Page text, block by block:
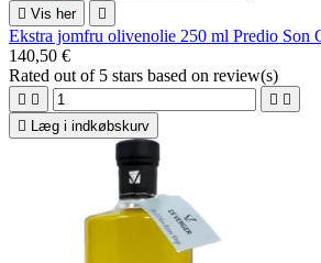
 Vis her 
Ekstra jomfru olivenolie 250 ml Predio Son
140,50 €
Rated out of 5 stars based on review(s)
   

Læg i indkøbskurv